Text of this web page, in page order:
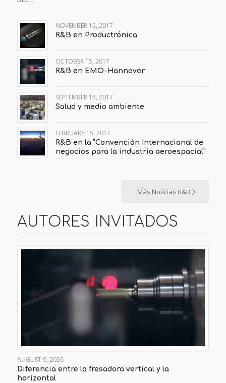
NOVEMBER 15, 2017
R&B en Productrónica
OCTOBER 15, 2017
R&B en EMO-Hannover
SEPTEMBER 15, 2017
Salud y medio ambiente
FEBRUARY 15, 2017
R&B en la “Convención Internacional de
negocios para la industria aeroespacial”
Más Notícias R&B
AUTORES INVITADOS
AUGUST 9, 2026
Diferencia entre la fresadora vertical y la
horizontal